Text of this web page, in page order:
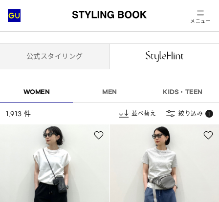
メニュー
公式スタイリング
WOMEN MEN KIDS・TEEN
1,913 件 並べ替え 絞り込み 1